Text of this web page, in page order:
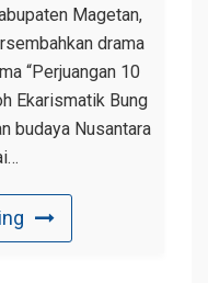
Magetan,
drama
“Perjuangan 10
Ekarismatik Bung
budaya Nusantara